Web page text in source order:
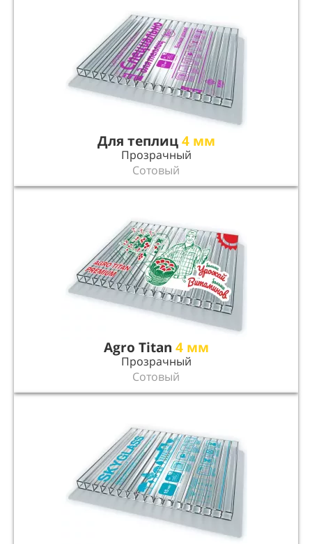
Для теплиц4 мм
Прозрачный
Сотовый
Agro Titan 4 мм
Прозрачный
Сотовый